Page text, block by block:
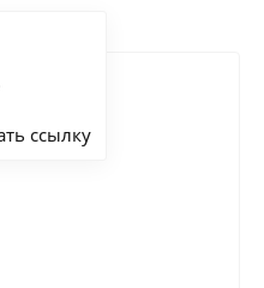
ссылку